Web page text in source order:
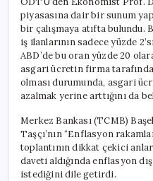
piyasasına dair bir sunum
bir çalışmaya atıfta bulundu.
iş ilanlarının sadece yüzde
ABD’de bu oran yüzde 20
asgari ücretin firma
olması durumunda, asgari
azalmak yerine arttığını da
Merkez Bankası (TCMB)
Taşçı’nın “Enflasyon
toplantının dikkat çekici
daveti aldığında enflasyon
istediğini dile getirdi.